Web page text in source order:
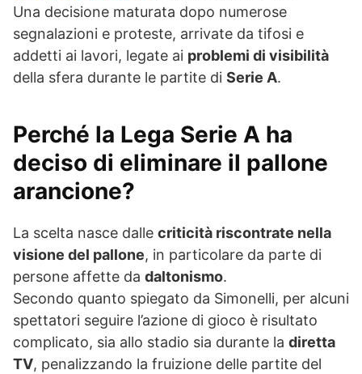
Una decisione maturata dopo numerose
segnalazioni e proteste, arrivate da tifosi e
addetti ai lavori, legate ai problemi di visibilità
della sfera durante le partite di Serie A.
Perché la Lega Serie A ha
deciso di eliminare il pallone
arancione?
La scelta nasce dalle criticità riscontrate nella
visione del pallone, in particolare da parte di
persone affette da daltonismo.
Secondo quanto spiegato da Simonelli, per alcuni
spettatori seguire l’azione di gioco è risultato
complicato, sia allo stadio sia durante la diretta
TV, penalizzando la fruizione delle partite del